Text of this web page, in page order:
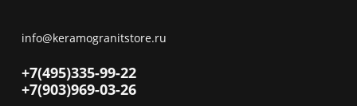
info@keramogranitstore.ru
+7(495)335-99-22
+7(903)969-03-26